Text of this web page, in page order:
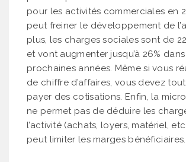
pour les activités commerciales en
peut freiner le développement de
plus, les charges sociales sont de
et vont augmenter jusqu’à 26%
prochaines années. Même si vous
de chiffre d’affaires, vous devez
payer des cotisations. Enfin, la
ne permet pas de déduire les
l’activité (achats, loyers, matériel,
peut limiter les marges bénéficiaires.